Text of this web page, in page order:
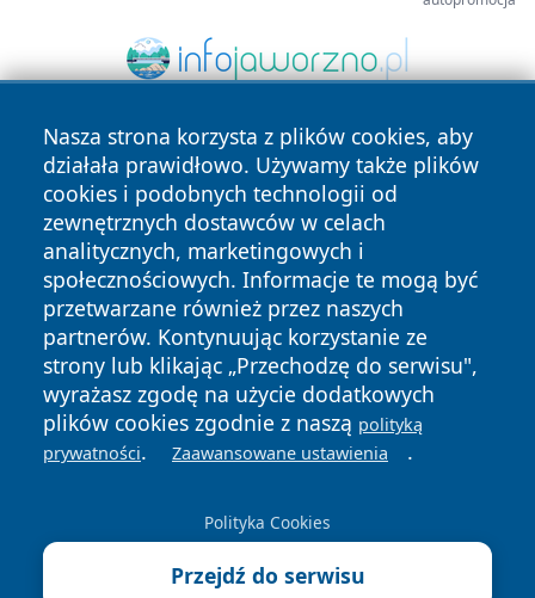
Nasza strona korzysta z plików cookies, aby
działała prawidłowo. Używamy także plików
cookies i podobnych technologii od
zewnętrznych dostawców w celach
analitycznych, marketingowych i
społecznościowych. Informacje te mogą być
przetwarzane również przez naszych
partnerów. Kontynuując korzystanie ze
strony lub klikając „Przechodzę do serwisu",
wyrażasz zgodę na użycie dodatkowych
plików cookies zgodnie z naszą polityką
prywatności. Zaawansowane ustawienia .
Polityka Cookies
Przejdź do serwisu
Copyright © 2026 suwalkinews.pl Wszystkie prawa
zastrzeżone.
News Autorzy
Polityka
Prywatności
Polityka
Cookies